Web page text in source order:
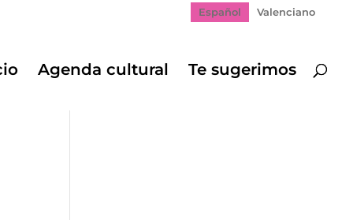
Español Valenciano
Agenda cultural Te sugerimos